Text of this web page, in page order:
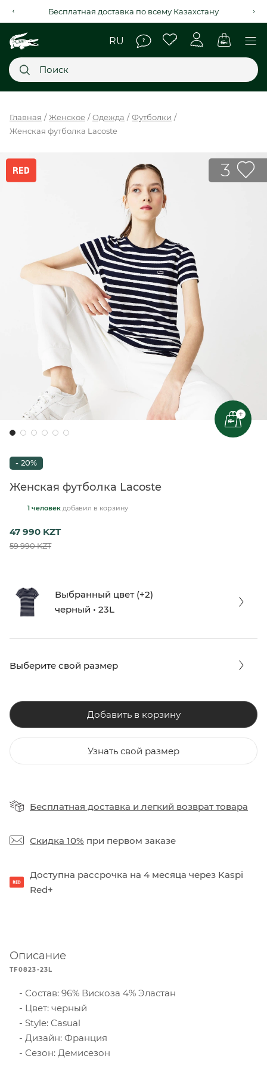
Бесплатная доставка по всему Казахстану
НОВИНКИ
SALE
МЫ LACOSTE
Главная Женское Одежда
Футболки
Женская футболка Lacoste
3
+
- 20%
Женская футболка Lacoste
1 человек добавил в корзину
47 990 KZT
59 990 KZT
Выбранный цвет (+2)
черный • 23L
Выберите свой размер
Добавить в корзину
Узнать свой размер
Бесплатная доставка и легкий возврат товара
Скидка 10% при первом заказе
Доступна рассрочка на 4 месяца через Kaspi
Red+
Описание
TF0823-23L
Состав: 96% Вискоза 4% Эластан
Цвет: черный
Style: Casual
Дизайн: Франция
Сезон: Демисезон